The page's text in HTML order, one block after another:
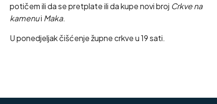
potičem ili da se pretplate ili da kupe novi broj Crkve na
kamenui Maka.
U ponedjeljak čišćenje župne crkve u 19 sati.